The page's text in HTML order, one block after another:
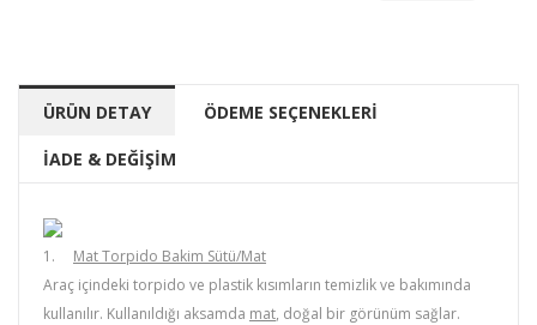
ÜRÜN DETAY ÖDEME SEÇENEKLERİ
İADE & DEĞİŞİM
1.
Mat Torpido Bakim Sütü/Mat
Araç içindeki torpido ve plastik kısımların temizlik ve bakımında
kullanılır. Kullanıldığı aksamda mat, doğal bir görünüm sağlar.